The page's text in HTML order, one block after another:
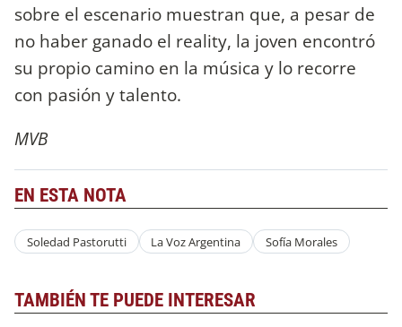
sobre el escenario muestran que, a pesar de
no haber ganado el reality, la joven encontró
su propio camino en la música y lo recorre
con pasión y talento.
MVB
EN ESTA NOTA
Soledad Pastorutti La Voz Argentina Sofía Morales
TAMBIÉN TE PUEDE INTERESAR